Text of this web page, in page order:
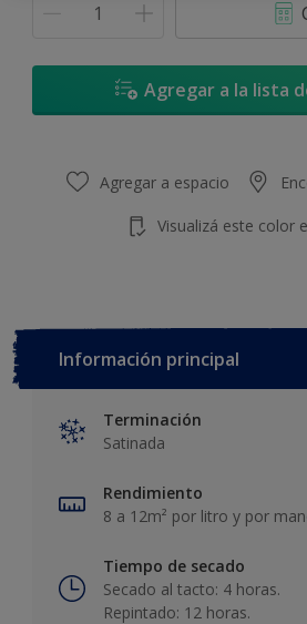
Agregar a la lista
Agregar a espacio
Visualizá este color
Información principal
Terminación
Satinada
Rendimiento
8 a 12m² por litro y por
Tiempo de secado
Secado al tacto: 4 horas.
Repintado: 12 horas.